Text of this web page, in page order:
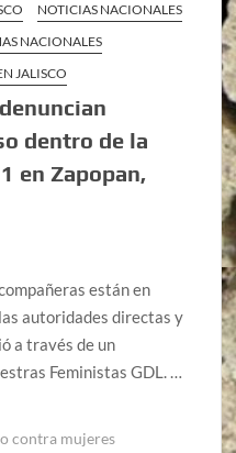
NOTICIAS NACIONALES
NACIONALES
JALISCO
dentro de la
en Zapopan,
están en
autoridades directas y
a través de un
Feministas GDL. …
contra mujeres